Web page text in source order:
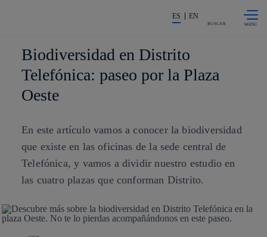
La acción en accionistas e
ES EN
BUSCAR
Biodiversidad en Distrito
Telefónica: paseo por la Plaza
Oeste
En este artículo vamos a conocer la biodiversidad
que existe en las oficinas de la sede central de
Telefónica, y vamos a dividir nuestro estudio en
las cuatro plazas que conforman Distrito.